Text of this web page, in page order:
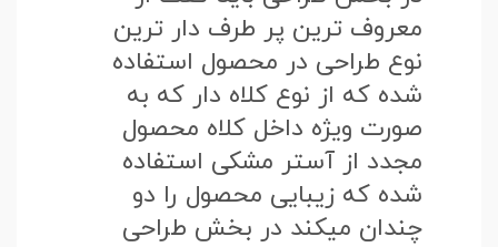
معروف ترین پر طرف دار ترین
نوع طراحی در محصول استفاده
شده که از نوع کلاه دار که به
صورت ویژه داخل کلاه محصول
مجدد از آستر مشکی استفاده
شده که زیبایی محصول را دو
چندان میکند در بخش طراحی